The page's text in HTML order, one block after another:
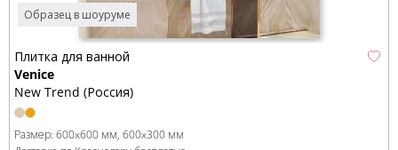
Образец в шоуруме
Плитка для ванной
Venice
New Trend (Россия)
Размер: 600x600 мм 600x300 мм